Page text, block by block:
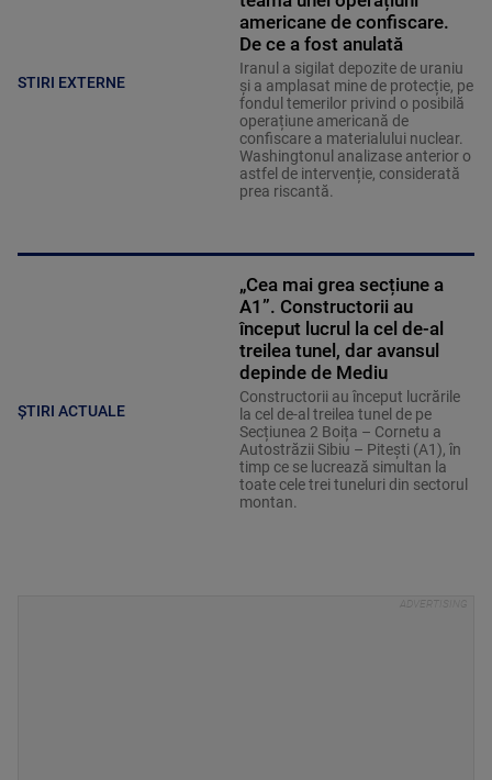
STIRI EXTERNE
americane de confiscare.
De ce a fost anulată
Iranul a sigilat depozite de uraniu
și a amplasat mine de protecție, pe
fondul temerilor privind o posibilă
operațiune americană de
confiscare a materialului nuclear.
Washingtonul analizase anterior o
astfel de intervenție, considerată
prea riscantă.
ȘTIRI ACTUALE
„Cea mai grea secțiune a
A1”. Constructorii au
început lucrul la cel de-al
treilea tunel, dar avansul
depinde de Mediu
Constructorii au început lucrările
la cel de-al treilea tunel de pe
Secțiunea 2 Boița – Cornetu a
Autostrăzii Sibiu – Pitești (A1), în
timp ce se lucrează simultan la
toate cele trei tuneluri din sectorul
montan.